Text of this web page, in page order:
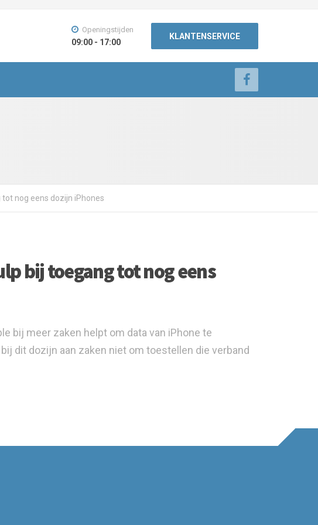
Openingstijden
09:00 - 17:00
KLANTENSERVICE
nog eens dozijn iPhones
bij toegang tot nog eens
bij meer zaken helpt om data van iPhone te
dit dozijn aan zaken niet om toestellen die verband